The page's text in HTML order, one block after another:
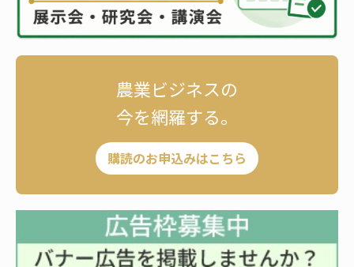
農業ビジネスの
今を網羅する。
購読のお申込みはこちら